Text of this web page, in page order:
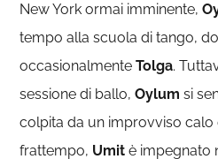
New York ormai imminente,
tempo alla scuola di tango,
occasionalmenteTolga.
sessione di ballo,Oylum si
colpita da un improvviso calo
frattempo, Umit è impegnato